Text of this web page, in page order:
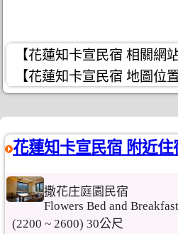
【花蓮知卡宣民宿 相關網站
【花蓮知卡宣民宿 地圖位置
花蓮知卡宣民宿 附近住
撒花庄庭園民宿
Flowers Bed and Breakfast
(2200 ~ 2600) 30公尺